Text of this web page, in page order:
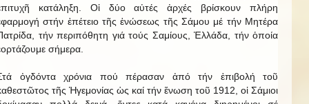
κατάληξη. Οἱ δύο αὐτές ἀρχές βρίσκουν πλήρη
στήν ἐπέτειο τῆς ἑνώσεως τῆς Σάμου μέ τήν Μητέρα
τήν περιπόθητη γιά τούς Σαμίους, Ἑλλάδα, τήν ὁποία
σήμερα.
ὀγδόντα χρόνια πού πέρασαν ἀπό τήν ἐπιβολή τοῦ
τῆς Ἡγεμονίας ὡς καί τήν ἕνωση τοῦ 1912, οἱ Σάμιοι